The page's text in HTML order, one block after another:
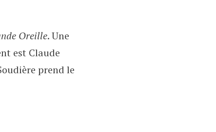
Oreille. Une
est Claude
prend le